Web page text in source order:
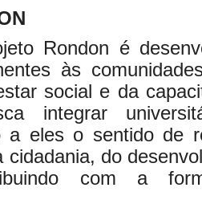
Rondon é
às
social e da
integrar
a eles o sentido de
cidadania, do
com a